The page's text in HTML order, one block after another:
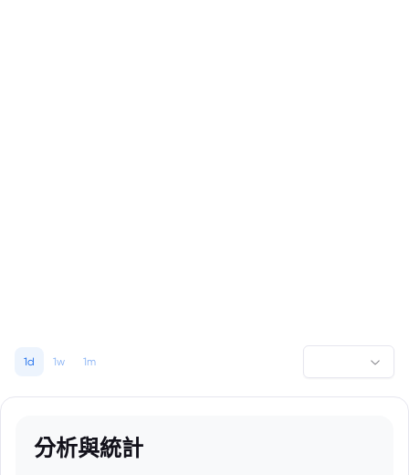
1d 1w 1m
分析與統計